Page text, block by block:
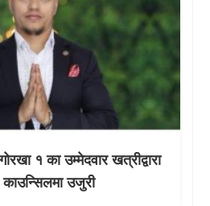
१ का उम्मेदवार खत्रीद्वारा
उजुरी